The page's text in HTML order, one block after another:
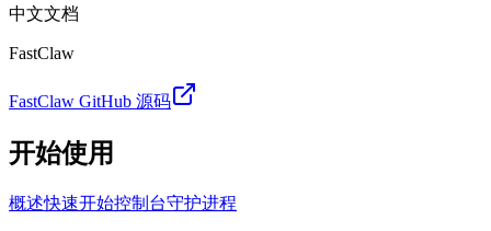
中文文档
FastClaw
FastClaw GitHub 源码
开始使用
概述快速开始控制台守护进程